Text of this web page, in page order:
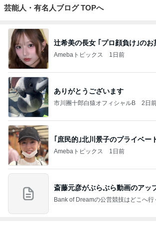
芸能人・有名人ブログ TOPへ
辻希美の長女 ｢プロ顔負け｣のお
Amebaトピックス 1日前
ありがとうございます
市川團十郎白猿オフィシャルB 2日
｢庶民的｣北川景子のプライベー
Amebaトピックス 1日前
斎藤元彦がぶらぶら動画のアッ
Bank of Dreamの公営競技はどこへ行